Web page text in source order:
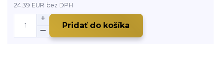
24,39 EUR bez DPH
Pridať do košíka